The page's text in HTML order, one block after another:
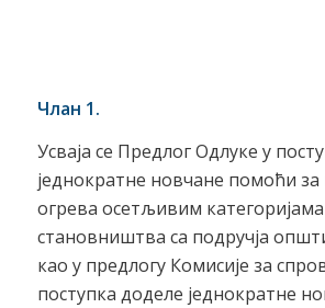
Члан 1.
Усваја се Предлог Одлуке у
једнократне новчане помоћи за
огрева осетљивим категоријама
становништва са подручја
као у предлогу Комисије за
поступка доделе једнократне